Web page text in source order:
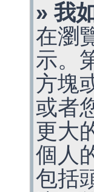
» 我
在瀏
示。
方塊
或者
更大
個人
包括